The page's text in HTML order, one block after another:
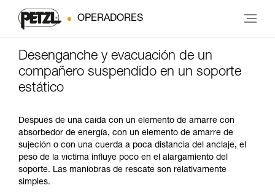
OPERADORES
Desenganche y evacuación de un
compañero suspendido en un soporte
estático
Después de una caída con un elemento de amarre con
absorbedor de energía, con un elemento de amarre de
sujeción o con una cuerda a poca distancia del anclaje, el
peso de la víctima influye poco en el alargamiento del
soporte. Las maniobras de rescate son relativamente
simples.